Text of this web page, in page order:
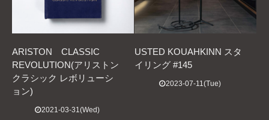
ARISTON CLASSIC
REVOLUTION(アリストン
クラシック レボリューシ
ョン)
2021-03-31(Wed)
USTED KOUAHKINN スタ
イリング #145
2023-07-11(Tue)